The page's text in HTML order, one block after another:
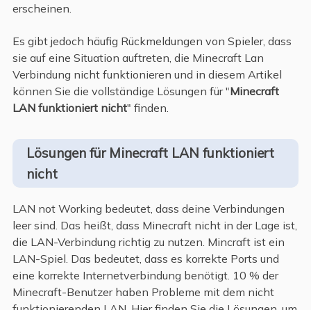
erscheinen.
Es gibt jedoch häufig Rückmeldungen von Spieler, dass
sie auf eine Situation auftreten, die Minecraft Lan
Verbindung nicht funktionieren und in diesem Artikel
können Sie die vollständige Lösungen für "Minecraft
LAN funktioniert nicht" finden.
Lösungen für Minecraft LAN funktioniert
nicht
LAN not Working bedeutet, dass deine Verbindungen
leer sind. Das heißt, dass Minecraft nicht in der Lage ist,
die LAN-Verbindung richtig zu nutzen. Mincraft ist ein
LAN-Spiel. Das bedeutet, dass es korrekte Ports und
eine korrekte Internetverbindung benötigt. 10 % der
Minecraft-Benutzer haben Probleme mit dem nicht